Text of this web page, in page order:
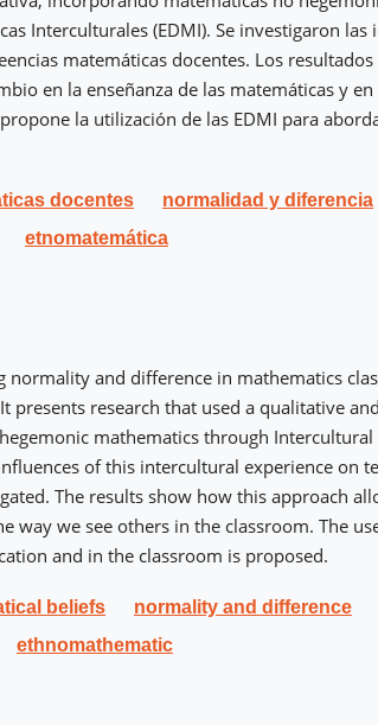
Interculturales (EDMI). Se investigaron las
matemáticas docentes. Los
en la enseñanza de las matemáticas y
la utilización de las EDMI para
docentes
normalidad y diferencia
etnomatemática
and difference in mathematics
presents research that used a qualitative
mathematics through
of this intercultural experience on
The results show how this approach
way we see others in the classroom. The
and in the classroom is proposed.
beliefs
normality and difference
ethnomathematic